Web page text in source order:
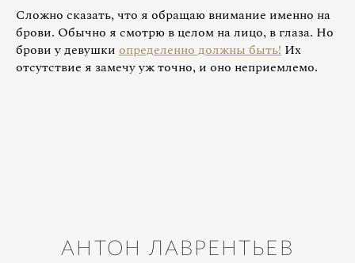
Сложно сказать, что я обращаю внимание именно на
брови. Обычно я смотрю в целом на лицо, в глаза. Но
брови у девушки определенно должны быть! Их
отсутствие я замечу уж точно, и оно неприемлемо.
АНТОН ЛАВРЕНТЬЕВ